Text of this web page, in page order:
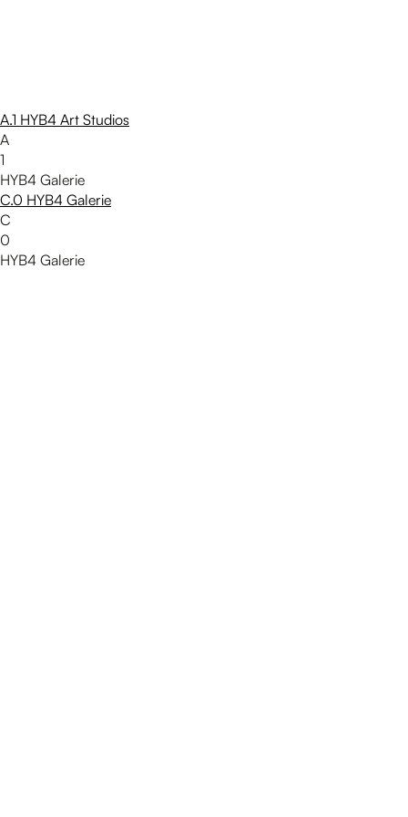
A.1 HYB4 Art Studios
A
1
HYB4 Galerie
C.0 HYB4 Galerie
C
0
HYB4 Galerie